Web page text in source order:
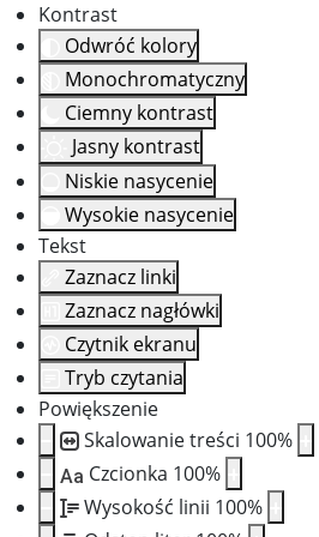
Kontrast
Odwróć kolory
Monochromatyczny
Ciemny kontrast
Jasny kontrast
Niskie nasycenie
Wysokie nasycenie
Tekst
Zaznacz linki
Zaznacz nagłówki
Czytnik ekranu
Tryb czytania
Powiększenie
Skalowanie treści 100%
Aa Czcionka 100%
Wysokość linii 100%